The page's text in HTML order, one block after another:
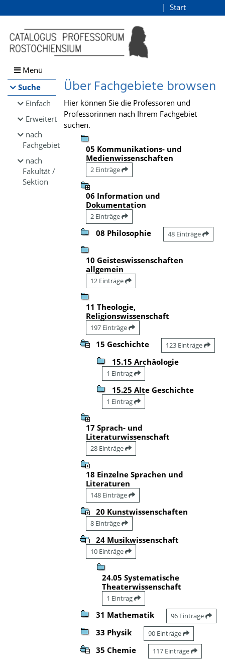
Browsen
direkt zum Inhalt
Start
Menü
Suche
Einfach
Erweitert
nach
Fachgebiet
nach
Fakultät /
Sektion
Über Fachgebiete browsen
Hier können Sie die Professoren und
Professorinnen nach Ihrem Fachgebiet
suchen.
05 Kommunikations- und
Medienwissenschaften
2 Einträge
06 Information und
Dokumentation
2 Einträge
08 Philosophie 48 Einträge
10 Geisteswissenschaften
allgemein
12 Einträge
11 Theologie,
Religionswissenschaft
197 Einträge
15 Geschichte 123 Einträge
15.15 Archäologie
1 Eintrag
15.25 Alte Geschichte
1 Eintrag
17 Sprach- und
Literaturwissenschaft
28 Einträge
18 Einzelne Sprachen und
Literaturen
148 Einträge
20 Kunstwissenschaften
8 Einträge
24 Musikwissenschaft
10 Einträge
24.05 Systematische
Theaterwissenschaft
1 Eintrag
31 Mathematik 96 Einträge
33 Physik 90 Einträge
35 Chemie 117 Einträge